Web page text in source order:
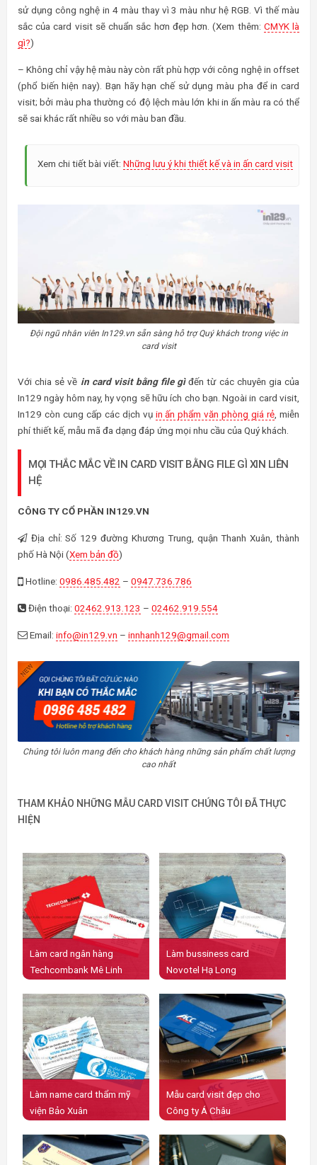
sử dụng công nghệ in 4 màu thay vì 3 màu như hệ RGB. Vì thế màu
sắc của card visit sẽ chuẩn sắc hơn đẹp hơn. (Xem thêm: CMYK là
gì?)
– Không chỉ vậy hệ màu này còn rất phù hợp với công nghệ in offset
(phổ biến hiện nay). Bạn hãy hạn chế sử dụng màu pha để in card
visit; bởi màu pha thường có độ lệch màu lớn khi in ấn màu ra có thể
sẽ sai khác rất nhiều so với màu ban đầu.
Xem chi tiết bài viết: Những lưu ý khi thiết kế và in ấn card visit
Đội ngũ nhân viên In129.vn sẵn sàng hỗ trợ Quý khách trong việc in
card visit
Với chia sẻ về in card visit bằng file gìđến từ các chuyên gia của
In129 ngày hôm nay, hy vọng sẽ hữu ích cho bạn. Ngoài in card visit,
In129 còn cung cấp các dịch vụ in ấn phẩm văn phòng giá rẻ, miễn
phí thiết kế, mẫu mã đa dạng đáp ứng mọi nhu cầu của Quý khách.
MỌI THẮC MẮC VỀ IN CARD VISIT BẰNG FILE GÌ XIN LIÊN
HỆ
CÔNG TY CỔ PHẦN IN129.VN
Địa chỉ: Số 129 đường Khương Trung, quận Thanh Xuân, thành
phố Hà Nội (Xem bản đồ)
Hotline: 0986.485.482 – 0947.736.786
Điện thoại: 02462.913.123 – 02462.919.554
Email: info@in129.vn – innhanh129@gmail.com
Chúng tôi luôn mang đến cho khách hàng những sản phẩm chất lượng
cao nhất
THAM KHẢO NHỮNG MẪU CARD VISIT CHÚNG TÔI ĐÃ THỰC
HIỆN
Làm card ngân hàng
Techcombank Mê Linh
Làm bussiness card
Novotel Hạ Long
Làm name card thẩm mỹ
viện Bảo Xuân
Mẫu card visit đẹp cho
Công ty Á Châu